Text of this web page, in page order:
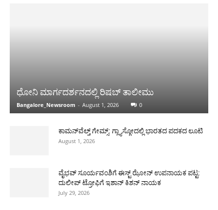
ಧೋನಿ ಮಾರ್ಗದರ್ಶನದಲ್ಲಿ ರಿಷಬ್ ತಾಲೀಮು
Bangalore_Newsroom - August 1, 2026 0
ಕಾಮನ್‌ವೆಲ್ತ್ ಗೇಮ್ಸ್: ಗ್ಲ್ಯಾಸ್ಗೋದಲ್ಲಿ ಭಾರತದ ಪದಕದ ಲೂಟಿ
August 1, 2026
ವೈಭವ್ ಸೂರ್ಯವಂಶಿಗೆ ಈಸ್ಟ್ ಝೋನ್ ಉಪನಾಯಕ ಪಟ್ಟ:
ದುಲೀಪ್ ಟ್ರೋಫಿಗೆ ಇಶಾನ್ ಕಿಶನ್ ನಾಯಕ
July 29, 2026